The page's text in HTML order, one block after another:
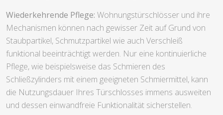
Wiederkehrende Pflege: Wohnungstürschlösser und ihre
Mechanismen können nach gewisser Zeit auf Grund von
Staubpartikel, Schmutzpartikel wie auch Verschleiß
funktional beeinträchtigt werden. Nur eine kontinuierliche
Pflege, wie beispielsweise das Schmieren des
Schließzylinders mit einem geeigneten Schmiermittel, kann
die Nutzungsdauer Ihres Türschlosses immens ausweiten
und dessen einwandfreie Funktionalität sicherstellen.